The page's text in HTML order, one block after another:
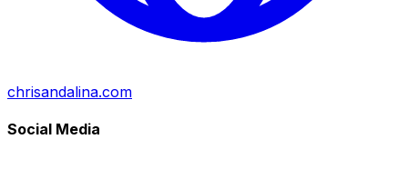
chrisandalina.com
Social Media